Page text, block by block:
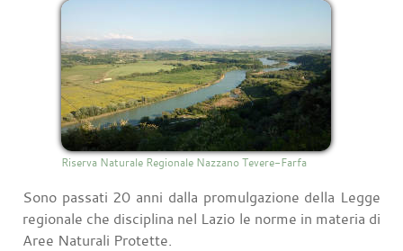
Riserva Naturale Regionale Nazzano Tevere-Farfa
Sono passati 20 anni dalla promulgazione della Legge
regionale che disciplina nel Lazio le norme in materia di
Aree Naturali Protette.